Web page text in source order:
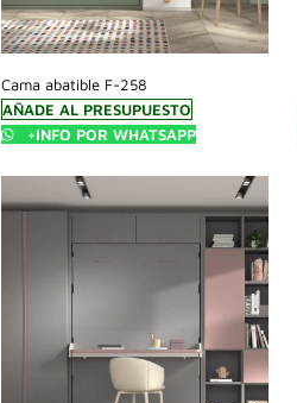
Cama abatible F-258
AÑADE AL PRESUPUESTO
+INFO POR WHATSAPP